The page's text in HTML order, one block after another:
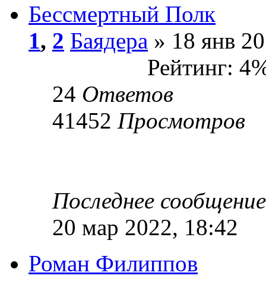
Бессмертный Полк
1, 2 Баядера » 18 янв
Рейтинг:
24 Ответов
41452 Просмотров
Последнее
20 мар 2022, 18:42
Роман Филиппов